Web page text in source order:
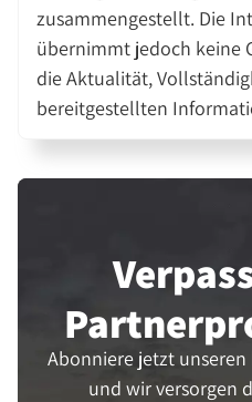
zusammengestellt. Die
übernimmt jedoch keine
die Aktualität,
bereitgestellten
Abonniere jetzt
und wir versorgen